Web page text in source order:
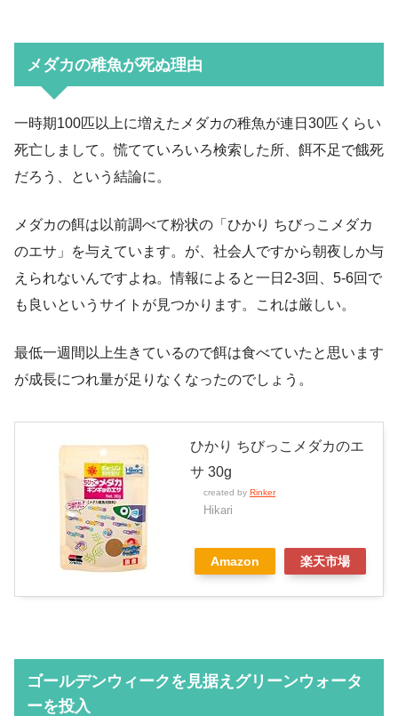
メダカの稚魚が死ぬ理由
一時期100匹以上に増えたメダカの稚魚が連日30匹くらい
死亡しまして。慌てていろいろ検索した所、餌不足で餓死
だろう、という結論に。
メダカの餌は以前調べて粉状の「ひかり ちびっこメダカ
のエサ」を与えています。が、社会人ですから朝夜しか与
えられないんですよね。情報によると一日2-3回、5-6回で
も良いというサイトが見つかります。これは厳しい。
最低一週間以上生きているので餌は食べていたと思います
が成長につれ量が足りなくなったのでしょう。
ひかり ちびっこメダカのエ
サ 30g
created by Rinker
Hikari
Amazon 楽天市場
ゴールデンウィークを見据えグリーンウォータ
ーを投入